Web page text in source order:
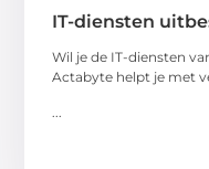
IT-diensten
Wil je de IT-diensten
Actabyte helpt je met
...